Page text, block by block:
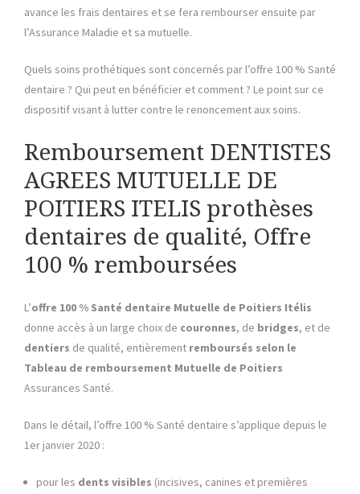
avance les frais dentaires et se fera rembourser ensuite par
l’Assurance Maladie et sa mutuelle.
Quels soins prothétiques sont concernés par l’offre 100 % Santé
dentaire ? Qui peut en bénéficier et comment ? Le point sur ce
dispositif visant à lutter contre le renoncement aux soins.
Remboursement DENTISTES
AGREES MUTUELLE DE
POITIERS ITELIS prothèses
dentaires de qualité, Offre
100 % remboursées
L’offre 100 % Santé dentaire Mutuelle de Poitiers Itélis
donne accès à un large choix de couronnes, de bridges, et de
dentiers de qualité, entièrement remboursés selon le
Tableau de remboursement Mutuelle de Poitiers
Assurances Santé.
Dans le détail, l’offre 100 % Santé dentaire s’applique depuis le
1er janvier 2020 :
pour les dents visibles (incisives, canines et premières